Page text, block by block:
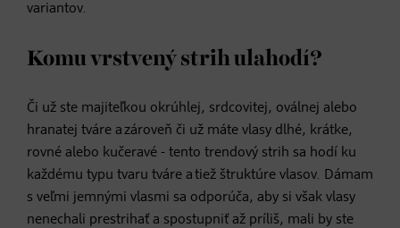
variantov.
Komu vrstvený strih ulahodí?
Či už ste majiteľkou okrúhlej, srdcovitej, oválnej alebo
hranatej tváre a zároveň či už máte vlasy dlhé, krátke,
rovné alebo kučeravé - tento trendový strih sa hodí ku
každému typu tvaru tváre a tiež štruktúre vlasov. Dámam
s veľmi jemnými vlasmi sa odporúča, aby si však vlasy
nenechali prestrihať a spostupniť až príliš, mali by ste